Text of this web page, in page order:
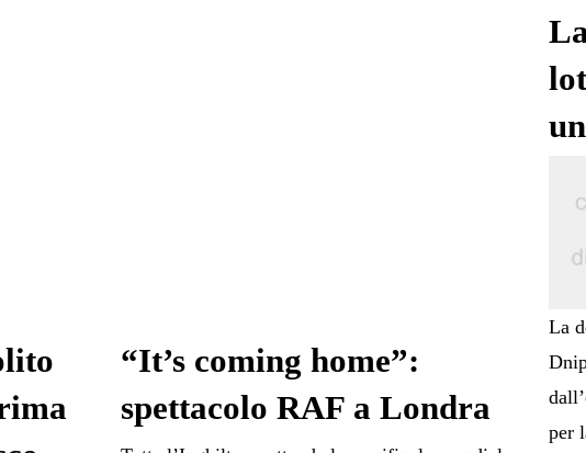
“It’s coming home”:
spettacolo RAF a Londra
La
per